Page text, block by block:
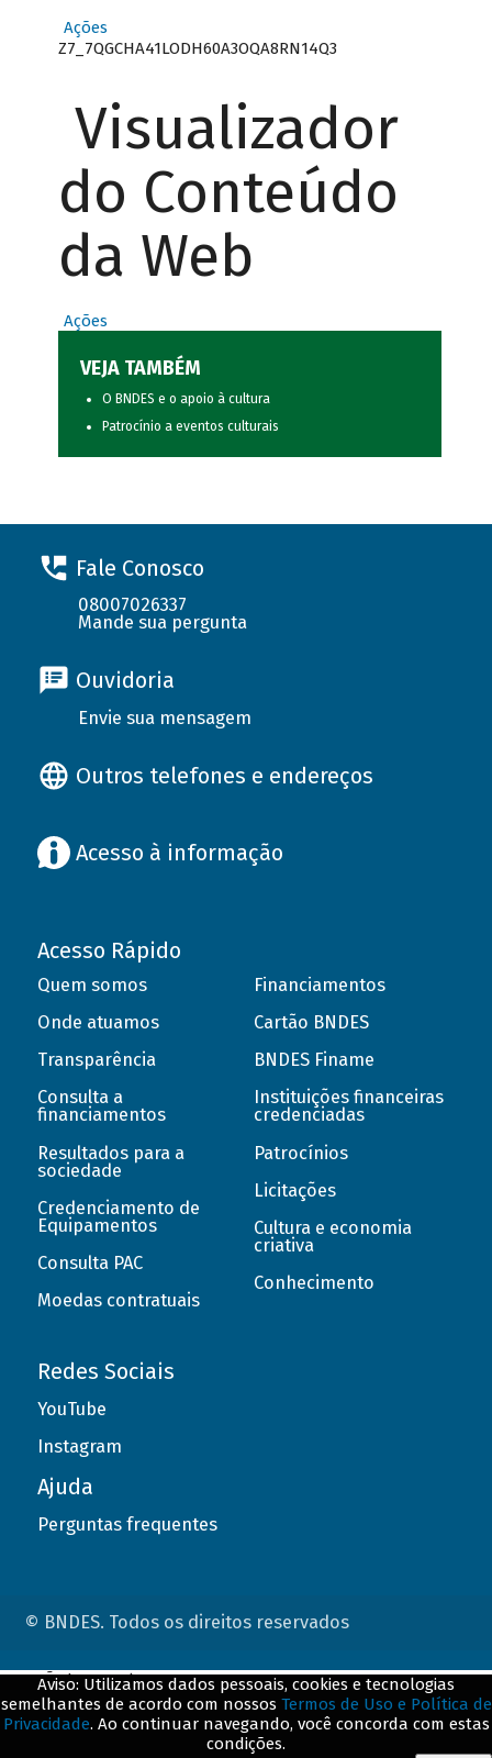
Ações
Z7_7QGCHA41LODH60A3OQA8RN14Q3
Visualizador
do Conteúdo
da Web
Ações
VEJA TAMBÉM
O BNDES e o apoio à cultura
Patrocínio a eventos culturais
Fale Conosco
08007026337
Mande sua pergunta
Ouvidoria
Envie sua mensagem
Outros telefones e endereços
Acesso à informação
Acesso Rápido
Quem somos
Onde atuamos
Transparência
Consulta a
financiamentos
Resultados para a
sociedade
Credenciamento de
Equipamentos
Consulta PAC
Moedas contratuais
Financiamentos
Cartão BNDES
BNDES Finame
Instituições financeiras
credenciadas
Patrocínios
Licitações
Cultura e economia
criativa
Conhecimento
Redes Sociais
YouTube
Instagram
Ajuda
Perguntas frequentes
© BNDES. Todos os direitos reservados
Aviso: Utilizamos dados pessoais, cookies e tecnologias
semelhantes de acordo com nossos Termos de Uso e Política de
Privacidade. Ao continuar navegando, você concorda com estas
condições.
ConteÃºdo complementar
${title}${badge}